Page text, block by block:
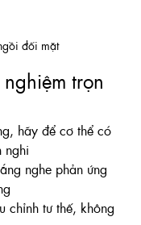
đối mặt
trọn
hãy để cơ thể có
nghi
nghe phản ứng
chỉnh tư thế, không